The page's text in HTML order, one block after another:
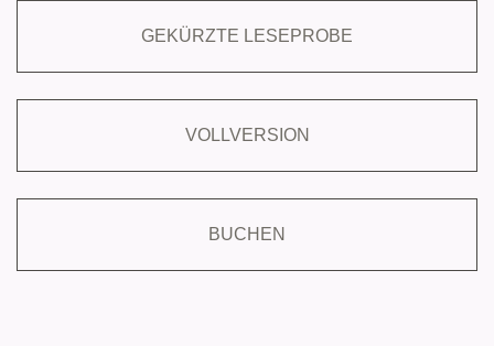
GEKÜRZTE LESEPROBE
VOLLVERSION
BUCHEN